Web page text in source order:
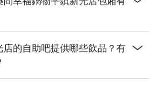
的自助吧提供哪些飲品？有